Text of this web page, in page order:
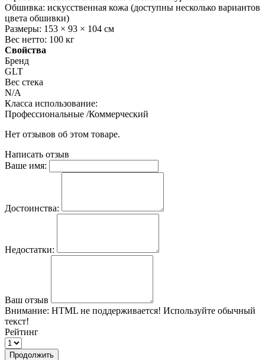
Обшивка: искусственная кожа (доступны несколько вариантов
цвета обшивки)
Размеры: 153 × 93 × 104 см
Вес нетто: 100 кг
Свойства
Бренд
GLT
Вес стека
N/A
Класса использование:
Профессиональные /Коммерческий
Нет отзывов об этом товаре.
Написать отзыв
Ваше имя:
Достоинства:
Недостатки:
Ваш отзыв
Внимание: HTML не поддерживается! Используйте обычный
текст!
Рейтинг
Продолжить